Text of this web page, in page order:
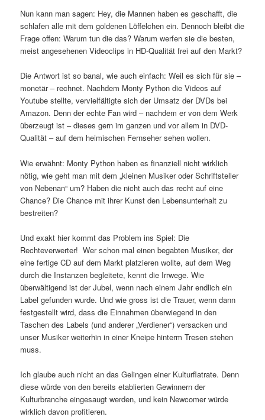
Nun kann man sagen: Hey, die Mannen haben es geschafft, die
schlafen alle mit dem goldenen Löffelchen ein. Dennoch bleibt die
Frage offen: Warum tun die das? Warum werfen sie die besten,
meist angesehenen Videoclips in HD-Qualität frei auf den Markt?
Die Antwort ist so banal, wie auch einfach: Weil es sich für sie –
monetär – rechnet. Nachdem Monty Python die Videos auf
Youtube stellte, vervielfältigte sich der Umsatz der DVDs bei
Amazon. Denn der echte Fan wird – nachdem er von dem Werk
überzeugt ist – dieses gern im ganzen und vor allem in DVD-
Qualität – auf dem heimischen Fernseher sehen wollen.
Wie erwähnt: Monty Python haben es finanziell nicht wirklich
nötig, wie geht man mit dem „kleinen Musiker oder Schriftsteller
von Nebenan“ um? Haben die nicht auch das recht auf eine
Chance? Die Chance mit ihrer Kunst den Lebensunterhalt zu
bestreiten?
Und exakt hier kommt das Problem ins Spiel: Die
Rechteverwerter! Wer schon mal einen begabten Musiker, der
eine fertige CD auf dem Markt platzieren wollte, auf dem Weg
durch die Instanzen begleitete, kennt die Irrwege. Wie
überwältigend ist der Jubel, wenn nach einem Jahr endlich ein
Label gefunden wurde. Und wie gross ist die Trauer, wenn dann
festgestellt wird, dass die Einnahmen überwiegend in den
Taschen des Labels (und anderer „Verdiener“) versacken und
unser Musiker weiterhin in einer Kneipe hinterm Tresen stehen
muss.
Ich glaube auch nicht an das Gelingen einer Kulturflatrate. Denn
diese würde von den bereits etablierten Gewinnern der
Kulturbranche eingesaugt werden, und kein Newcomer würde
wirklich davon profitieren.